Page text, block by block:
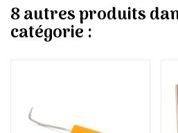
8 autres produits
catégorie :